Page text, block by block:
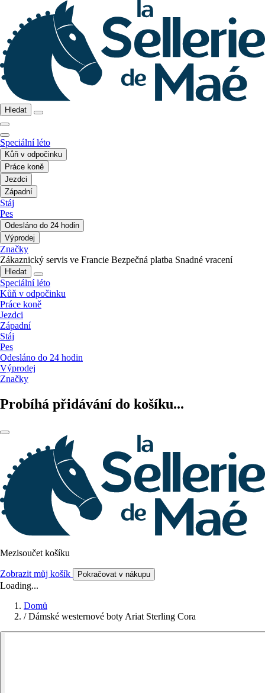
Hledat
Speciální léto
Kůň v odpočinku
Práce koně
Jezdci
Západní
Stáj
Pes
Odesláno do 24 hodin
Výprodej
Značky
Zákaznický servis ve Francie Bezpečná platba Snadné vracení
Hledat
Speciální léto
Kůň v odpočinku
Práce koně
Jezdci
Západní
Stáj
Pes
Odesláno do 24 hodin
Výprodej
Značky
Probíhá přidávání do košíku...
Mezisoučet košíku
Zobrazit můj košík Pokračovat v nákupu
Loading...
Domů
/ Dámské westernové boty Ariat Sterling Cora